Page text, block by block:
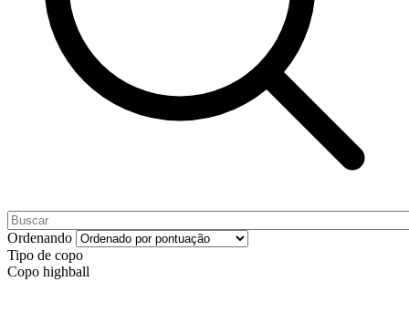
Ordenando
Tipo de copo
Copo highball